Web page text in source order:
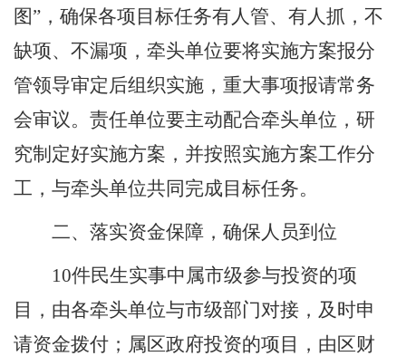
图” ，确保各项目标任务有人管、有人抓，不
缺项、不漏项，牵头单位要将实施方案报分
管领导审定后组织实施 ，重大事项报请常务
会审议。责任单位要主动配合牵头单位，研
究制定好实施方案，并按照实施方案工作分
工，与牵头单位共同完成目标任务。
二、 落实资金保障，确保人员到位
10件民生实事中属市级参与投资的项
目，由各牵头单位与市级部门对接，及时申
请资金拨付；属区政府投资的项目， 由 区财